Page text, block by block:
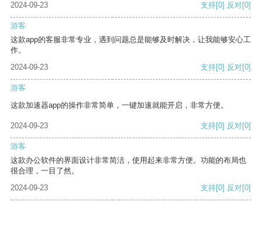
2024-09-23
支持[0] 反对[0]
游客
这款app的客服非常专业，遇到问题总是能够及时解决，让我能够安心工
作。
2024-09-23
支持[0] 反对[0]
游客
这款加速器app的操作非常简单，一键加速就能开启，非常方便。
2024-09-23 支持[0] 反对[0]
游客
这款办公软件的界面设计非常简洁，使用起来非常方便。功能的布局也
很合理，一目了然。
2024-09-23
支持[0] 反对[0]